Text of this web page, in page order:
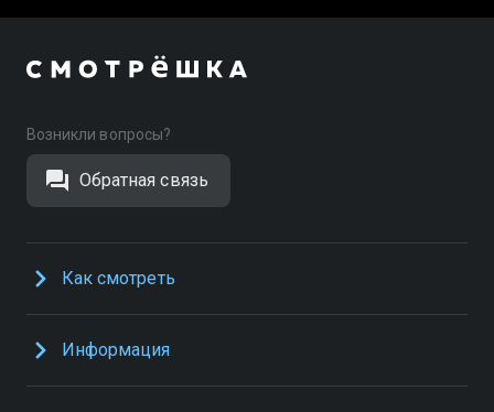
Возникли вопросы?
Обратная связь
Как смотреть
Информация